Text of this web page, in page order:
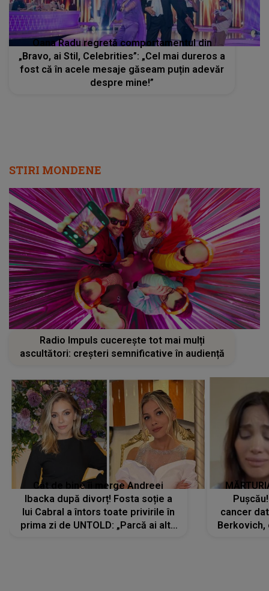
Oana Radu regretă comportamentul din
„Bravo, ai Stil, Celebrities”: „Cel mai dureros a
fost că în acele mesaje găseam puțin adevăr
despre mine!”
STIRI MONDENE
Radio Impuls cucerește tot mai mulți
ascultători: creșteri semnificative în audiență
Cât de bine îi merge Andreei
Ibacka după divorț! Fosta soție a
lui Cabral a întors toate privirile în
prima zi de UNTOLD: „Parcă ai altă
cancer
Berkovich,